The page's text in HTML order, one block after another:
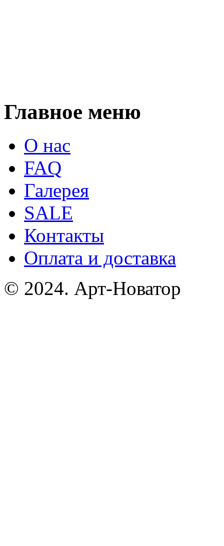
Главное меню
О нас
FAQ
Галерея
SALE
Контакты
Оплата и доставка
© 2024. Арт-Новатор